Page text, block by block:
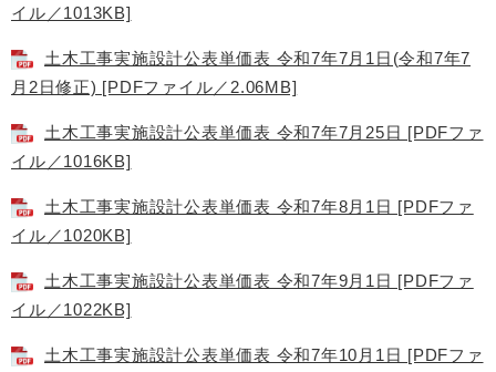
イル／1013KB]
土木工事実施設計公表単価表 令和7年7月1日(令和7年7
月2日修正) [PDFファイル／2.06MB]
土木工事実施設計公表単価表 令和7年7月25日 [PDFファ
イル／1016KB]
土木工事実施設計公表単価表 令和7年8月1日 [PDFファ
イル／1020KB]
土木工事実施設計公表単価表 令和7年9月1日 [PDFファ
イル／1022KB]
土木工事実施設計公表単価表 令和7年10月1日 [PDFファ